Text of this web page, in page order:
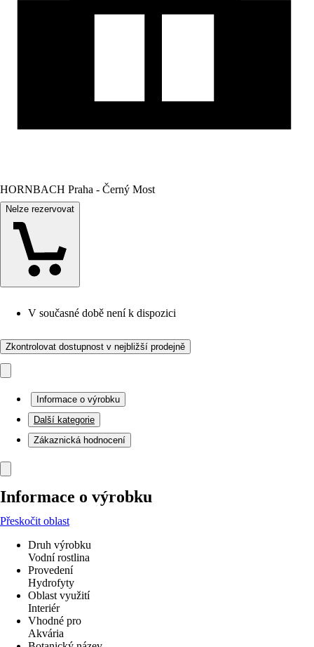
HORNBACH Praha - Černý Most
Nelze rezervovat
V současné době není k dispozici
Zkontrolovat dostupnost v nejbližší prodejně
Informace o výrobku
Další kategorie
Zákaznická hodnocení
Informace o výrobku
Přeskočit oblast
Druh výrobku
Vodní rostlina
Provedení
Hydrofyty
Oblast využití
Interiér
Vhodné pro
Akvária